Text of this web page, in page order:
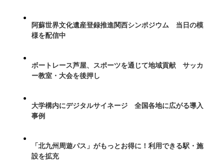
阿蘇世界文化遺産登録推進関西シンポジウム 当日の模
様を配信中
ボートレース芦屋、スポーツを通じて地域貢献 サッカ
ー教室・大会を後押し
大学構内にデジタルサイネージ 全国各地に広がる導入
事例
「北九州周遊パス」がもっとお得に！利用できる駅・施
設を拡充